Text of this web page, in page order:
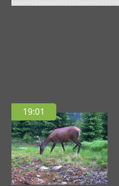
19:01